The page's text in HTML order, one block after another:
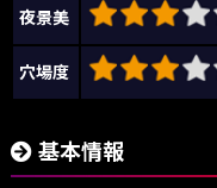
夜景美
穴場度
基本情報